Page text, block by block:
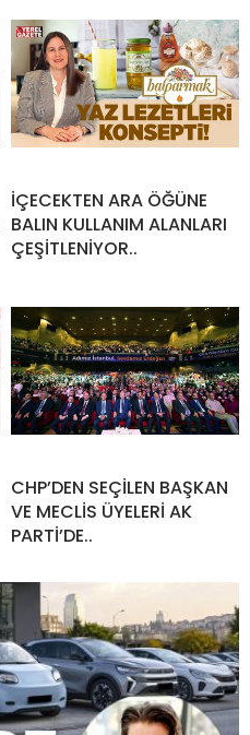
İÇECEKTEN ARA ÖĞÜNE
BALIN KULLANIM ALANLARI
ÇEŞİTLENİYOR..
CHP’DEN SEÇİLEN BAŞKAN
VE MECLİS ÜYELERİ AK
PARTİ’DE..